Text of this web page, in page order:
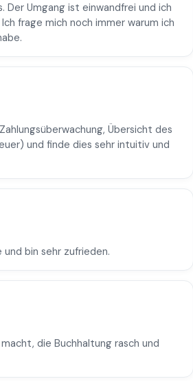
Umgang ist einwandfrei und ich
frage mich noch immer warum ich
Übersicht des
und finde dies sehr intuitiv und
bin sehr zufrieden.
die Buchhaltung rasch und